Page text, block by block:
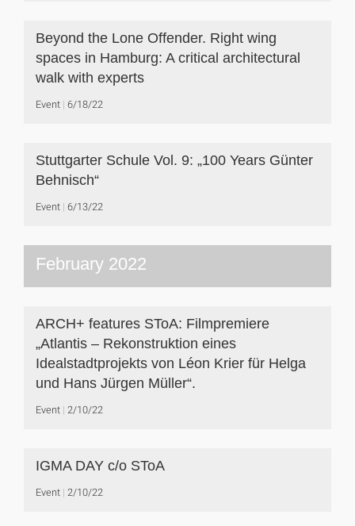
Beyond the Lone Offender. Right wing
spaces in Hamburg: A critical architectural
walk with experts
Event 6/18/22
Stuttgarter Schule Vol. 9: „100 Years Günter
Behnisch“
Event 6/13/22
February 2022
ARCH+ features SToA: Filmpremiere
„Atlantis – Rekonstruktion eines
Idealstadtprojekts von Léon Krier für Helga
und Hans Jürgen Müller“.
Event 2/10/22
IGMA DAY c/o SToA
Event 2/10/22